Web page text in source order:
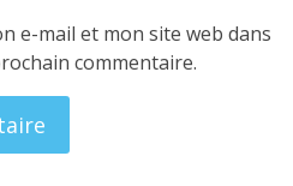
e-mail et mon site web dans
commentaire.